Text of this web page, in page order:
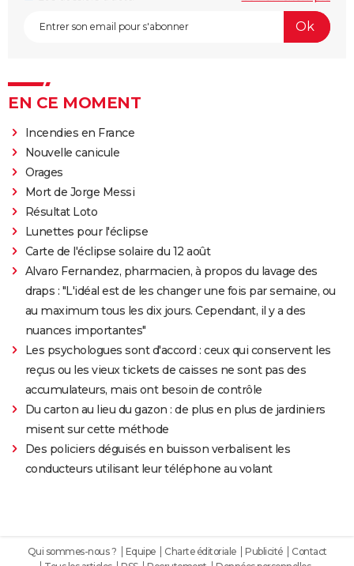
EN CE MOMENT
Incendies en France
Nouvelle canicule
Orages
Mort de Jorge Messi
Résultat Loto
Lunettes pour l'éclipse
Carte de l'éclipse solaire du 12 août
Alvaro Fernandez, pharmacien, à propos du lavage des
draps : "L'idéal est de les changer une fois par semaine, ou
au maximum tous les dix jours. Cependant, il y a des
nuances importantes"
Les psychologues sont d'accord : ceux qui conservent les
reçus ou les vieux tickets de caisses ne sont pas des
accumulateurs, mais ont besoin de contrôle
Du carton au lieu du gazon : de plus en plus de jardiniers
misent sur cette méthode
Des policiers déguisés en buisson verbalisent les
conducteurs utilisant leur téléphone au volant
Qui sommes-nous ? Equipe Charte éditoriale Publicité
Contact